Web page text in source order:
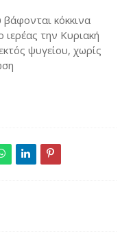
κόκκινα
ιερέας την Κυριακή
ψυγείου, χωρίς